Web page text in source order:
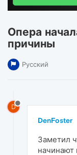
Опера
причины
Русский
D
DenFoster
Заметил
начинают